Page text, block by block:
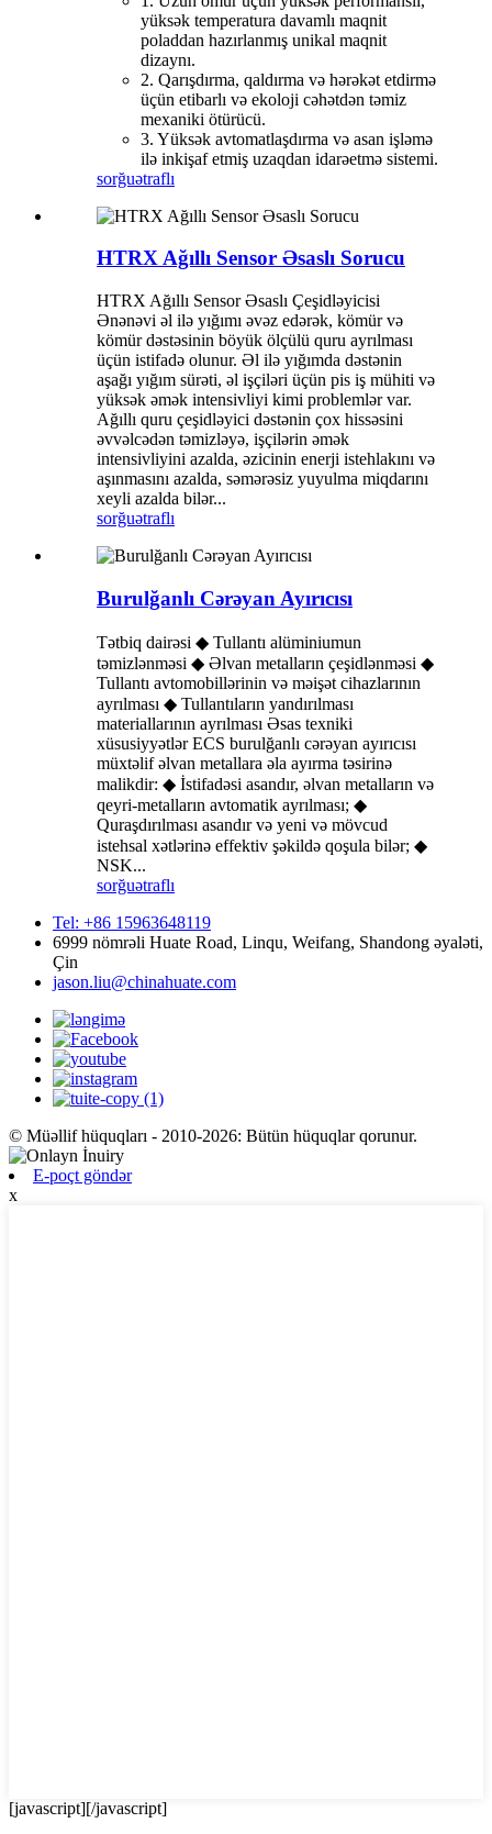
yüksək temperatura davamlı maqnit
poladdan hazırlanmış unikal maqnit
dizaynı.
2. Qarışdırma, qaldırma və hərəkət etdirmə
üçün etibarlı və ekoloji cəhətdən təmiz
mexaniki ötürücü.
3. Yüksək avtomatlaşdırma və asan işləmə
ilə inkişaf etmiş uzaqdan idarəetmə sistemi.
sorğuətraflı
HTRX Ağıllı Sensor Əsaslı Sorucu
HTRX Ağıllı Sensor Əsaslı Çeşidləyicisi
Ənənəvi əl ilə yığımı əvəz edərək, kömür və
kömür dəstəsinin böyük ölçülü quru ayrılması
üçün istifadə olunur. Əl ilə yığımda dəstənin
aşağı yığım sürəti, əl işçiləri üçün pis iş mühiti və
yüksək əmək intensivliyi kimi problemlər var.
Ağıllı quru çeşidləyici dəstənin çox hissəsini
əvvəlcədən təmizləyə, işçilərin əmək
intensivliyini azalda, əzicinin enerji istehlakını və
aşınmasını azalda, səmərəsiz yuyulma miqdarını
xeyli azalda bilər...
sorğuətraflı
Burulğanlı Cərəyan Ayırıcısı
Tətbiq dairəsi ◆ Tullantı alüminiumun
təmizlənməsi ◆ Əlvan metalların çeşidlənməsi ◆
Tullantı avtomobillərinin və məişət cihazlarının
ayrılması ◆ Tullantıların yandırılması
materiallarının ayrılması Əsas texniki
xüsusiyyətlər ECS burulğanlı cərəyan ayırıcısı
müxtəlif əlvan metallara əla ayırma təsirinə
malikdir: ◆ İstifadəsi asandır, əlvan metalların və
qeyri-metalların avtomatik ayrılması; ◆
Quraşdırılması asandır və yeni və mövcud
istehsal xətlərinə effektiv şəkildə qoşula bilər; ◆
NSK...
sorğuətraflı
Tel: +86 15963648119
6999 nömrəli Huate Road, Linqu, Weifang, Shandong əyaləti,
Çin
jason.liu@chinahuate.com
© Müəllif hüquqları - 2010-2026: Bütün hüquqlar qorunur.
E-poçt göndər
x
[javascript][/javascript]